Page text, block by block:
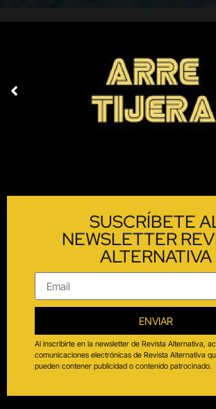
SUSCRÍBETE
NEWSLETTER
ALTERNATIVA
ENVIAR
Al inscribirte en la newsletter de Revista Alternativa,
comunicaciones electrónicas de Revista Alternativa
pueden contener publicidad o contenido patrocinado.